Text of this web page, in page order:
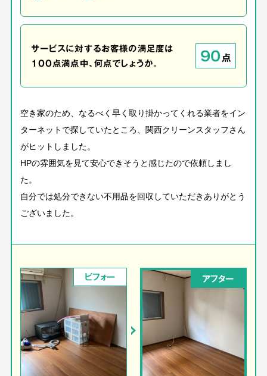
サービスに対するお客様の満足度は
100点満点中、何点でしょうか。
90点
空き家のため、なるべく早く取り掛かってくれる業者をイン
ターネットで探していたところ、関西クリーンスタッフさん
がヒットしました。
HPの雰囲気を見て安心できそうと感じたので依頼しまし
た。
自分では処分できない不用品を回収していただきありがとう
ございました。
ビフォー アフター